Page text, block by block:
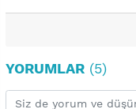
YORUMLAR (5)